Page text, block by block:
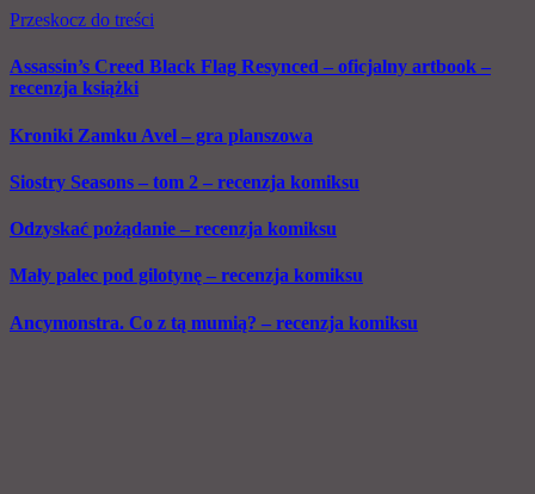
Przeskocz do treści
Assassin’s Creed Black Flag Resynced – oficjalny artbook –
recenzja książki
Kroniki Zamku Avel – gra planszowa
Siostry Seasons – tom 2 – recenzja komiksu
Odzyskać pożądanie – recenzja komiksu
Mały palec pod gilotynę – recenzja komiksu
Ancymonstra. Co z tą mumią? – recenzja komiksu